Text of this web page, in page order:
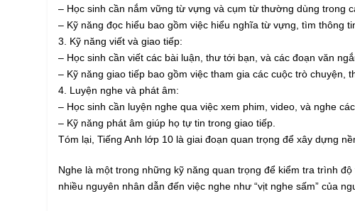
– Học sinh cần nắm vững từ vựng và cụm từ thường dùng trong
– Kỹ năng đọc hiểu bao gồm việc hiểu nghĩa từ vựng, tìm thông
3. Kỹ năng viết và giao tiếp:
– Học sinh cần viết các bài luận, thư tới bạn, và các đoạn văn
– Kỹ năng giao tiếp bao gồm việc tham gia các cuộc trò chuyện,
4. Luyện nghe và phát âm:
– Học sinh cần luyện nghe qua việc xem phim, video, và nghe
– Kỹ năng phát âm giúp họ tự tin trong giao tiếp.
Tóm lại, Tiếng Anh lớp 10 là giai đoạn quan trọng để xây dựng
Nghe là một trong những kỹ năng quan trọng để kiểm tra trình
nhiều nguyên nhân dẫn đến việc nghe như “vịt nghe sấm” của